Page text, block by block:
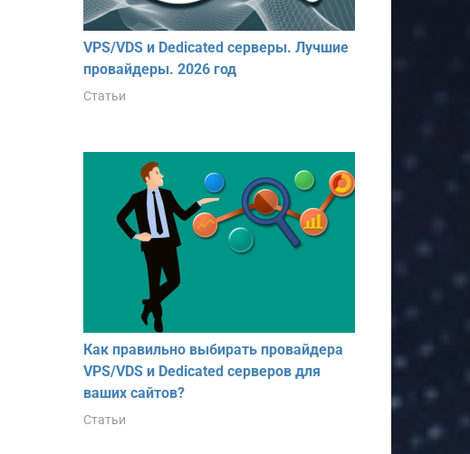
VPS/VDS и Dedicated серверы. Лучшие
провайдеры. 2026 год
Статьи
Как правильно выбирать провайдера
VPS/VDS и Dedicated серверов для
ваших сайтов?
Статьи